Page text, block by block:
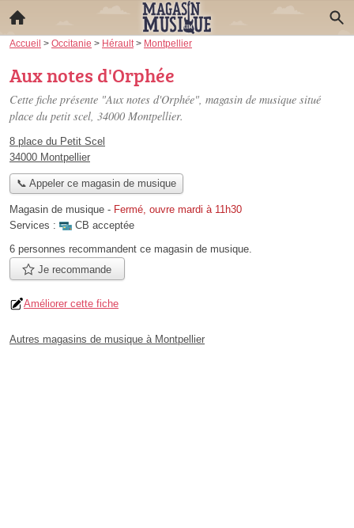
Accueil > Occitanie > Hérault > Montpellier
Aux notes d'Orphée
Cette fiche présente "Aux notes d'Orphée", magasin de musique situé
place du petit scel, 34000 Montpellier.
8 place du Petit Scel
34000 Montpellier
📞 Appeler ce magasin de musique
Magasin de musique - Fermé, ouvre mardi à 11h30
Services :
CB acceptée
6 personnes recommandent ce magasin de musique.
Je recommande
Améliorer cette fiche
Autres magasins de musique à Montpellier